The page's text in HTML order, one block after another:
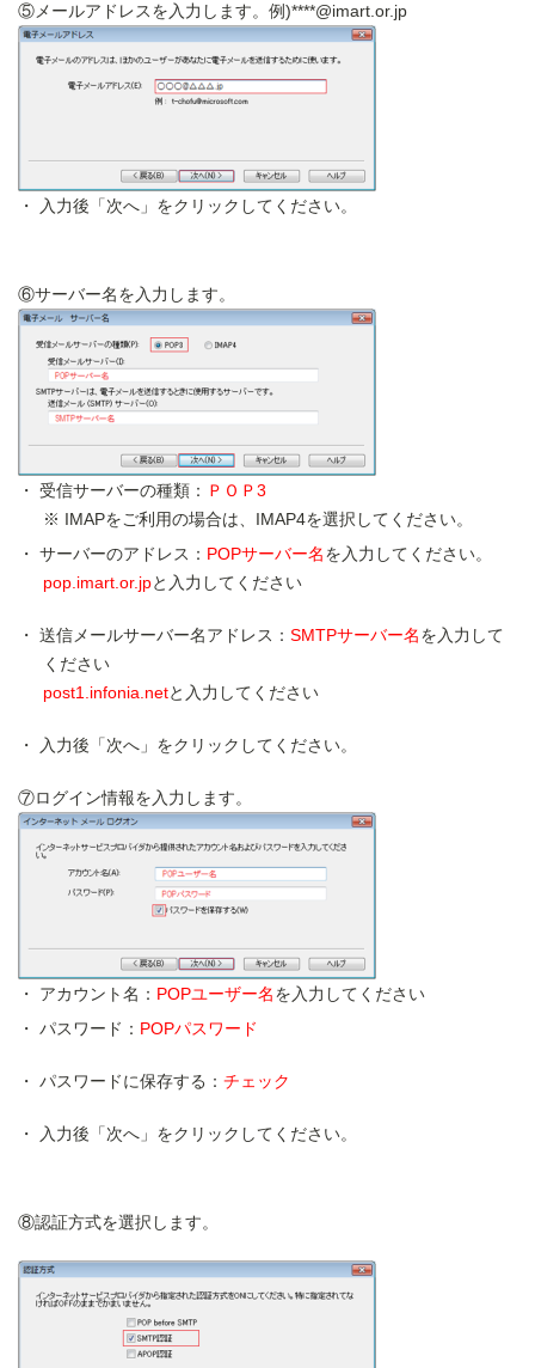
⑤メールアドレスを入力します。例)****@imart.or.jp
入力後「次へ」をクリックしてください。
⑥サーバー名を入力します。
受信サーバーの種類： ＰＯＰ3
IMAPをご利用の場合は、IMAP4を選択してください。
サーバーのアドレス： POPサーバー名を入力してください。
pop.imart.or.jpと入力してください
送信メールサーバー名アドレス： SMTPサーバー名を入力して
ください
post1.infonia.netと入力してください
入力後「次へ」をクリックしてください。
⑦ログイン情報を入力します。
アカウント名： POPユーザー名を入力してください
パスワード： POPパスワード
パスワードに保存する： チェック
入力後「次へ」をクリックしてください。
⑧認証方式を選択します。